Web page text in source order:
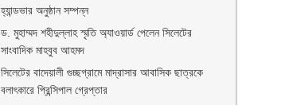
হ্যান্ডভার অনুষ্ঠান সম্পন্ন
ড. মুহাম্মদ শহীদুল্লাহ স্মৃতি অ্যাওয়ার্ড পেলেন সিলেটের
সাংবাদিক মাহবুব আহমদ
সিলেটের বাদেয়ালী গুচ্ছগ্রামে মাদ্রাসার আবাসিক ছাত্রকে
বলাৎকারে প্রিন্সিপাল গ্রেপ্তার ‎